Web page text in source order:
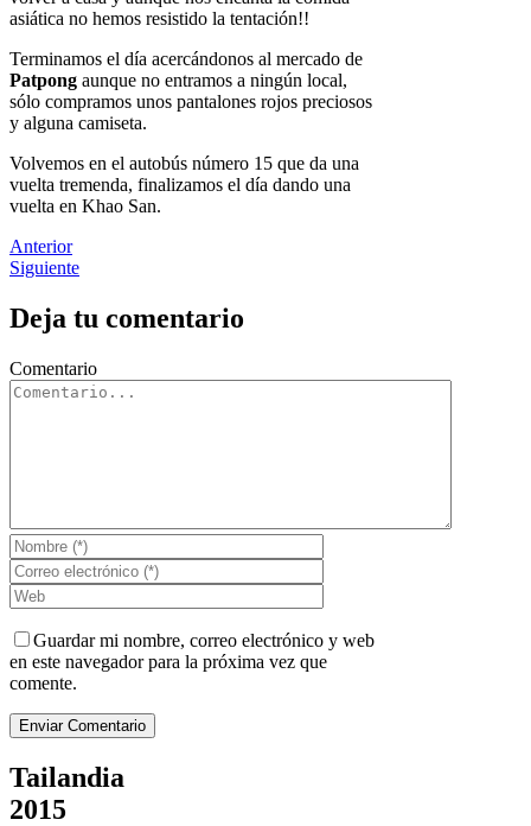
asiática no hemos resistido la tentación!!
Terminamos el día acercándonos al mercado de
Patpong aunque no entramos a ningún local,
sólo compramos unos pantalones rojos preciosos
y alguna camiseta.
Volvemos en el autobús número 15 que da una
vuelta tremenda, finalizamos el día dando una
vuelta en Khao San.
Anterior
Siguiente
Deja tu comentario
Comentario
Guardar mi nombre, correo electrónico y web
en este navegador para la próxima vez que
comente.
Tailandia
2015